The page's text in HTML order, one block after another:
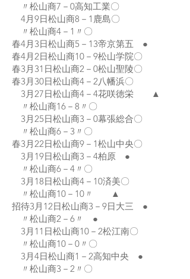
〃松山商7－0高知工業〇
4月9日松山商8－1鹿島〇
〃松山商4－1〃〇
春4月3日松山商5－13帝京第五 ●
春4月2日松山商10－9松山学院〇
春3月31日松山商2－0松山聖陵〇
春3月30日松山商4－2八幡浜〇
3月27日松山商4－4花咲徳栄 ▲
〃松山商16－8〃〇
3月25日松山商3－0幕張総合〇
〃松山商6－3〃〇
春3月22日松山商9－1松山中央〇
3月19日松山商3－4柏原 ●
〃松山商6－4〃〇
3月18日松山商4－10済美〇
〃松山商10－10〃 ▲
招待3月12日松山商3－9日大三 ●
〃松山商2－6〃 ●
3月11日松山商10－2松江南〇
〃松山商10－0〃〇
3月4日松山商1－2高知中央 ●
〃松山商3－2〃〇